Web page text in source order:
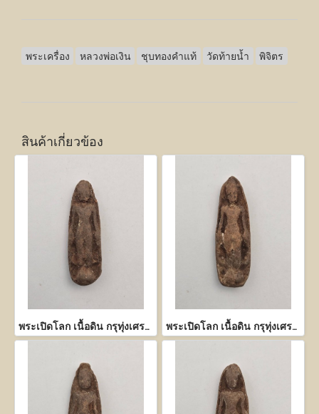
พระเครื่อง หลวงพ่อเงิน ชุบทองคำแท้ วัดท้ายน้ำ พิจิตร
สินค้าเกี่ยวข้อง
พระเปิดโลก เนื้อดิน กรุทุ่งเศรษฐี กำแพงเพชร พระเปิดโลก เนื้อดิน กรุทุ่งเศรษฐี กำแพงเพชร